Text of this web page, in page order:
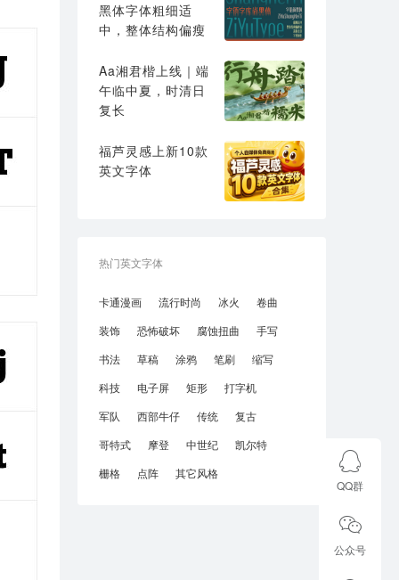
黑体字体粗细适
中，整体结构偏瘦
Aa湘君楷上线｜端
午临中夏，时清日
复长
福芦灵感上新10款
英文字体
热门英文字体
卡通漫画 流行时尚 冰火
卷曲
装饰
恐怖破坏 腐蚀扭曲
手写
书法
草稿 涂鸦 笔刷
缩写
科技
电子屏 矩形
打字机
军队
西部牛仔 传统
复古
哥特式
摩登 中世纪
凯尔特
栅格
点阵 其它风格
QQ群
公众号